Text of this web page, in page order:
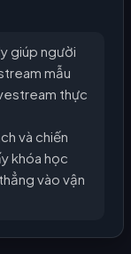
giúp người
mẫu
thực
và chiến
khóa học
vào vận